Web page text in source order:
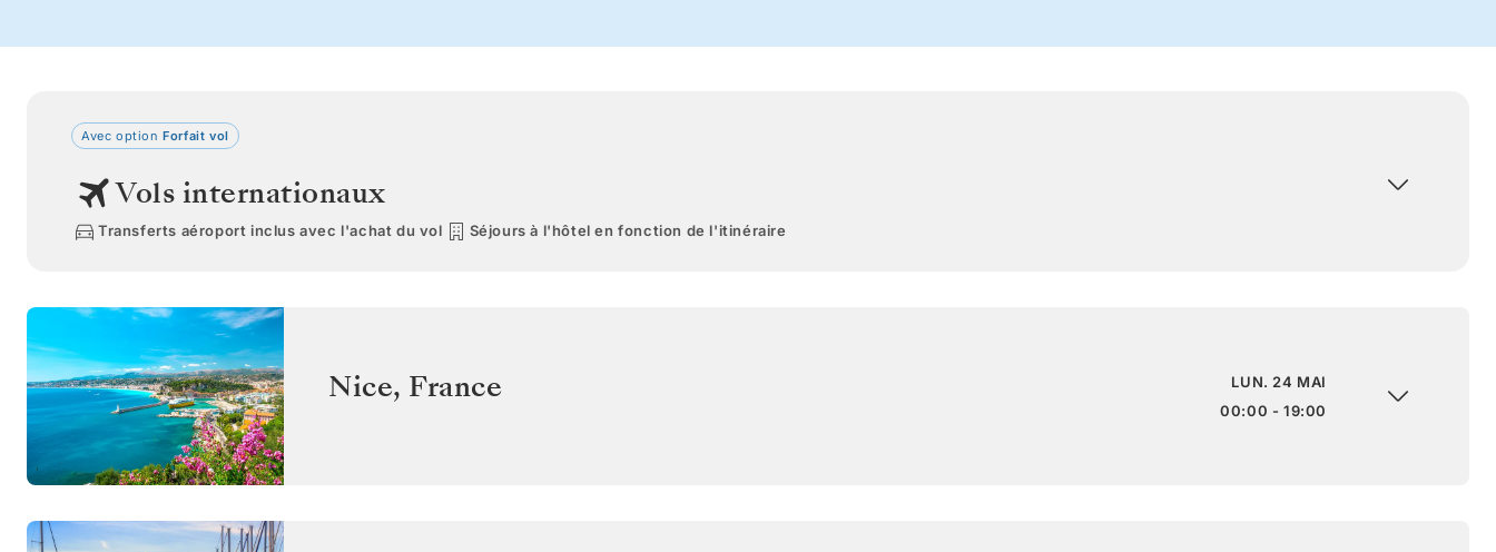
Avec option Forfait vol
Vols internationaux
Transferts aéroport inclus avec l'achat du vol Séjours à l'hôtel en fonction de l'itinéraire
Nice, France
LUN. 24 MAI
00:00 - 19:00